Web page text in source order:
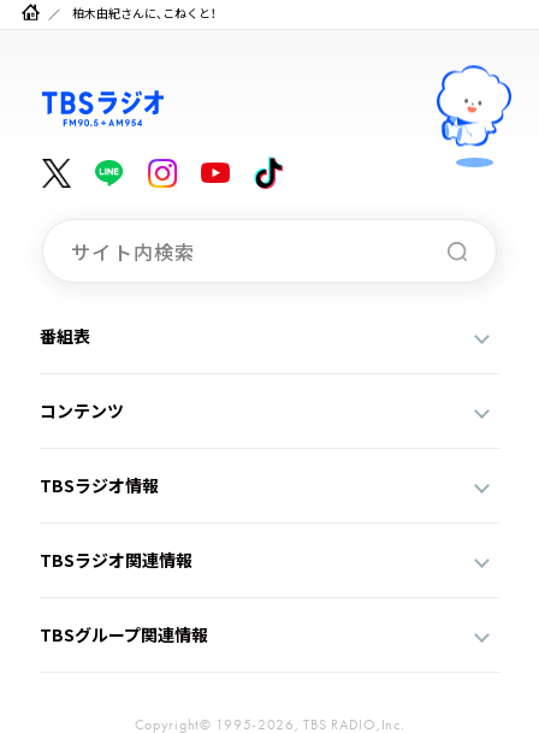
柏木由紀さんに、こねくと！
番組表
コンテンツ
TBSラジオ情報
TBSラジオ関連情報
TBSグループ関連情報
Copyright© 1995-2026, TBS RADIO,Inc.